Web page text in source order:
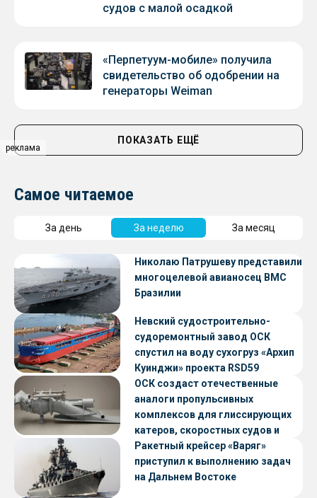
реклама
судов с малой осадкой
«Перпетуум-мобиле» получила
свидетельство об одобрении на
генераторы Weiman
ПОКАЗАТЬ ЕЩЁ
Самое читаемое
За день За неделю За месяц
Николаю Патрушеву представили
многоцелевой авианосец ВМС
Бразилии
Невский судостроительно-
судоремонтный завод ОСК
спустил на воду сухогруз «Архип
Куинджи» проекта RSD59
ОСК создаст отечественные
аналоги пропульсивных
комплексов для глиссирующих
катеров, скоростных судов и
судов с малой осадкой
Ракетный крейсер «Варяг»
приступил к выполнению задач
на Дальнем Востоке